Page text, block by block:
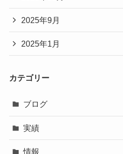
2025年9月
2025年1月
カテゴリー
ブログ
実績
情報